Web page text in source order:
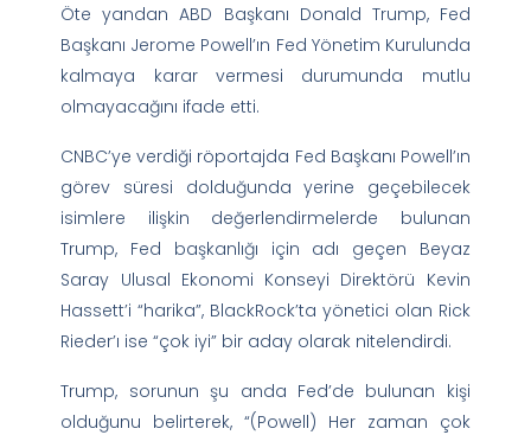
Öte yandan ABD Başkanı Donald Trump, Fed
Başkanı Jerome Powell’ın Fed Yönetim Kurulunda
kalmaya karar vermesi durumunda mutlu
olmayacağını ifade etti.
CNBC’ye verdiği röportajda Fed Başkanı Powell’ın
görev süresi dolduğunda yerine geçebilecek
isimlere ilişkin değerlendirmelerde bulunan
Trump, Fed başkanlığı için adı geçen Beyaz
Saray Ulusal Ekonomi Konseyi Direktörü Kevin
Hassett’i “harika”, BlackRock’ta yönetici olan Rick
Rieder’ı ise “çok iyi” bir aday olarak nitelendirdi.
Trump, sorunun şu anda Fed’de bulunan kişi
olduğunu belirterek, “(Powell) Her zaman çok